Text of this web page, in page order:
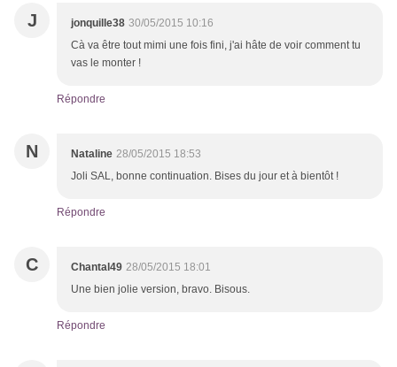
J jonquille38 30/05/2015 10:16
Cà va être tout mimi une fois fini, j'ai hâte de voir comment tu
vas le monter !
Répondre
N Nataline 28/05/2015 18:53
Joli SAL, bonne continuation. Bises du jour et à bientôt !
Répondre
C Chantal49 28/05/2015 18:01
Une bien jolie version, bravo. Bisous.
Répondre